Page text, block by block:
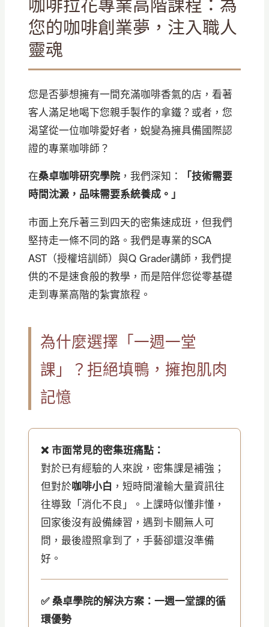
您的咖啡創業夢，注入職人
靈魂
您是否夢想擁有一間充滿咖啡香氣的店，看著
客人滿足地喝下您親手製作的拿鐵？或者，您
渴望從一位咖啡愛好者，蛻變為擁具備國際認
證的專業咖啡師？
在桑卓咖啡研究學院，我們深知：
「技術需要
時間沈澱，品味需要系統養成。」
市面上充斥著三到四天的密集速成班，但我們
堅持走一條不同的路。我們是專業的SCA
AST（授權培訓師）與Q Grader講師，我們提
供的不是速食般的教學，而是陪伴您從零基礎
走到專業高階的紮實旅程。
為什麼選擇「一週一堂
課」？拒絕填鴨，擁抱肌肉
記憶
❌ 市面常見的密集班痛點：
對於已有經驗的人來說，密集課是補強；
但對於咖啡小白 ，短時間灌輸大量資訊往
往導致「消化不良」。上課時似懂非懂，
回家後沒有設備練習，遇到卡關無人可
問，最後證照拿到了，手藝卻還沒準備
好。
✅ 桑卓學院的解決方案：一週一堂課的循
環優勢